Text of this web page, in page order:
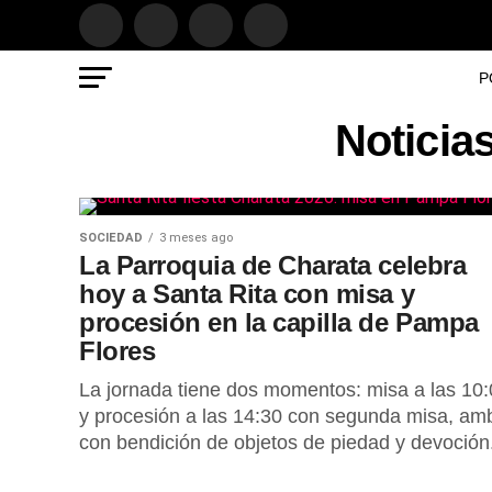
SOCIEDAD 3 meses ago
La Parroquia de Charata celebra
hoy a Santa Rita con misa y
procesión en la capilla de Pampa
Flores
La jornada tiene dos momentos: misa a las
y procesión a las 14:30 con segunda misa,
con bendición de objetos de piedad y